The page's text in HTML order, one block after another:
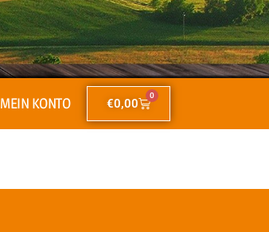
MEIN KONTO €0,00
0